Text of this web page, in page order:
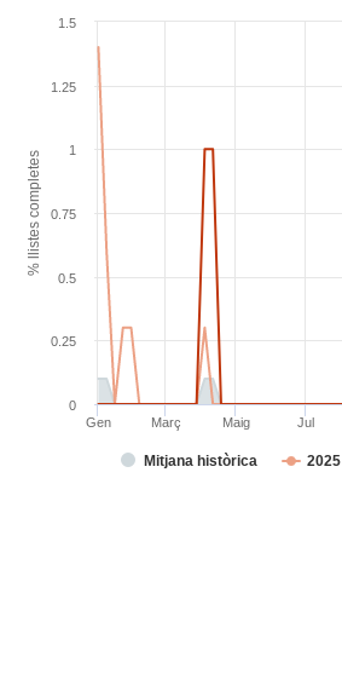
% llistes completes
Mitjana històrica 2025
Gen Març Maig Jul
0
0.25
0.5
0.75
1
1.25
1.5